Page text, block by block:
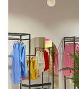
Наши путешествия
Наши проекты
Новости
Каталог
О КОМПАНИИ
14'000+